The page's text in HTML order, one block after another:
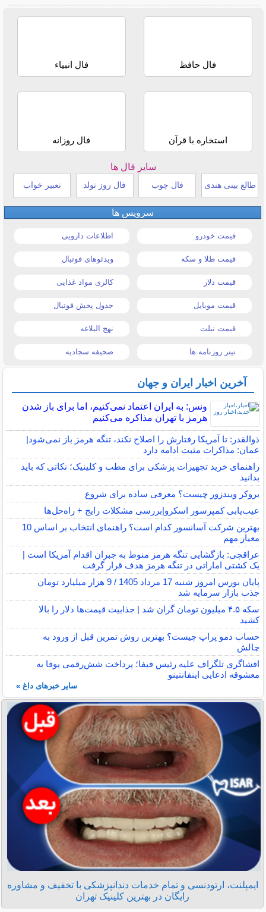
فال حافظ فال انبیاء
استخاره با قرآن فال روزانه
سایر فال ها
طالع بینی هندی فال چوب فال روز تولد تعبیر خواب
سرویس ها
قیمت خودرو اطلاعات دارویی
قیمت طلا و سکه ویدئوهای فوتبال
قیمت دلار کالری مواد غذایی
قیمت موبایل جدول پخش فوتبال
قیمت تبلت نهج البلاغه
تیتر روزنامه ها صحیفه سجادیه
آخرین اخبار ایران و جهان
ونس: به ایران اعتماد نمی‌کنیم، اما برای باز شدن
هرمز با تهران مذاکره می‌کنیم
ذوالقدر: تا آمریکا رفتارش را اصلاح نکند، تنگه هرمز باز نمی‌شود|
عمان: مذاکرات مثبت ادامه دارد
راهنمای خرید تجهیزات پزشکی برای مطب و کلینیک؛ نکاتی که باید
بدانید
بروکر ویندزور چیست؟ معرفی ساده برای شروع
عیب‌یابی کمپرسور اسکرو|بررسی مشکلات رایج + راه‌حل‌ها
بهترین شرکت آسانسور کدام است؟ راهنمای انتخاب بر اساس 10
معیار مهم
عراقچی: بازگشایی تنگه هرمز منوط به جبران اقدام آمریکا است |
یک کشتی اماراتی در تنگه هرمز هدف قرار گرفت
پایان بورس امروز شنبه 17 مرداد 1405 / 9 هزار میلیارد تومان
جذب بازار سرمایه شد
سکه ۴.۵ میلیون تومان گران شد | جذابیت قیمت‌ها دلار را بالا
کشید
حساب دمو پراپ چیست؟ بهترین روش تمرین قبل از ورود به
چالش
افشاگری تلگراف علیه رئیس فیفا؛ پرداخت شش‌رقمی یوفا به
معشوقه ادعایی اینفانتینو
سایر خبرهای داغ »
ایمپلنت، ارتودنسی و تمام خدمات دندانپزشکی با تخفیف و مشاوره
رایگان در بهترین کلینیک تهران